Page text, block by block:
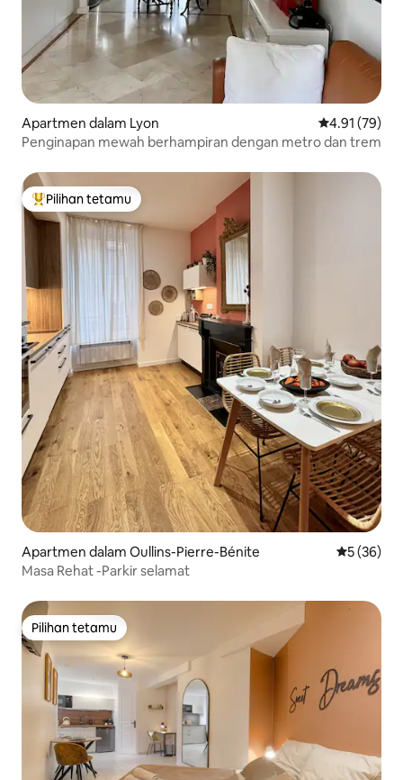
Apartmen dalam Lyon Penarafan
4.91 (79)
Penginapan mewah berhampiran dengan metro dan trem
Pilihan utama tetamu
Pilihan tetamu
Apartmen dalam Oullins-Pierre-Bénite Penarafan
5 (36)
Masa Rehat -Parkir selamat
Pilihan tetamu
Pilihan tetamu